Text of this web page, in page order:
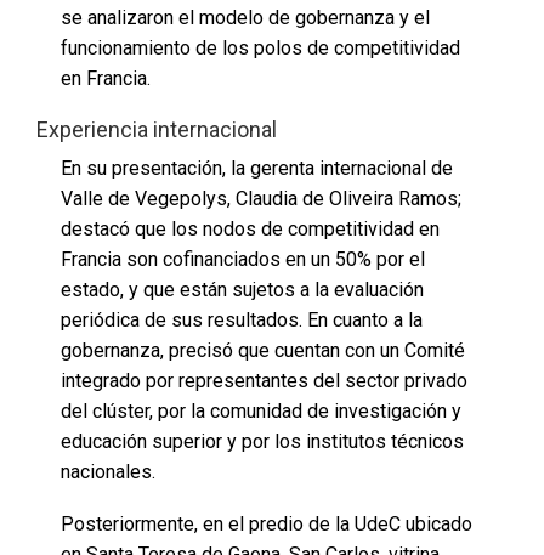
se analizaron el modelo de gobernanza y el
funcionamiento de los polos de competitividad
en Francia.
Experiencia internacional
En su presentación, la gerenta internacional de
Valle de Vegepolys, Claudia de Oliveira Ramos;
destacó que los nodos de competitividad en
Francia son cofinanciados en un 50% por el
estado, y que están sujetos a la evaluación
periódica de sus resultados. En cuanto a la
gobernanza, precisó que cuentan con un Comité
integrado por representantes del sector privado
del clúster, por la comunidad de investigación y
educación superior y por los institutos técnicos
nacionales.
Posteriormente, en el predio de la UdeC ubicado